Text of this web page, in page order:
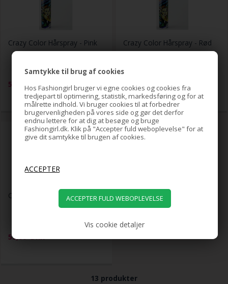
Samtykke til brug af cookies
Hos Fashiongirl bruger vi egne cookies og cookies fra
tredjepart til optimering, statistik, markedsføring og for at
målrette indhold. Vi bruger cookies til at forbedrer
brugervenligheden på vores side og gør det derfor
endnu lettere for at dig at besøge og bruge
Fashiongirl.dk. Klik på "Accepter fuld weboplevelse" for at
give dit samtykke til brugen af cookies.
Vis cookie detaljer
Crazy Color Hårspray - Pink
59,00 DKK
Crazy Color Hårspray - Rød
59,00
Crazy Color Hårspray - Sort
59,00
13 produkter